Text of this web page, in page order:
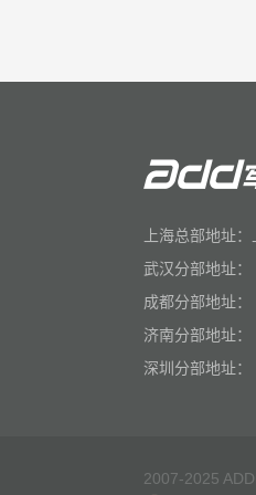
上海总部地址
武汉分部地址
成都分部地址
济南分部地址
深圳分部地址
2007-2025